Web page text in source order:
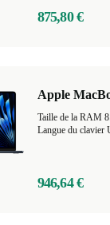
875,80 €
Apple
Taille de la RAM
Langue du clavier
946,64 €